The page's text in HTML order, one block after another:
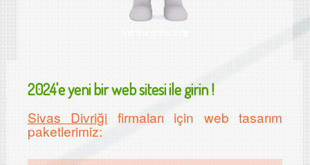
Web Tasarımı Sivas Divriği
2024'e yeni bir web sitesi ile girin !
Sivas Divriğifirmaları için web tasarım
paketlerimiz: